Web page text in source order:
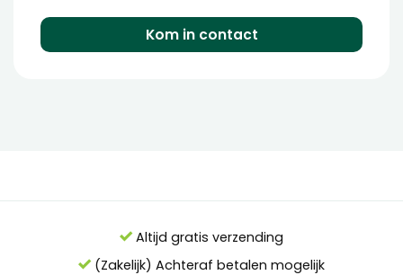
Kom in contact
Altijd gratis verzending
(Zakelijk) Achteraf betalen mogelijk